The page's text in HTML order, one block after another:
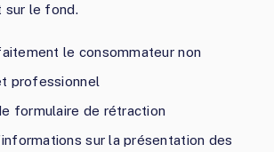
sur le fond.
le consommateur non
professionnel
formulaire de rétraction
sur la présentation des